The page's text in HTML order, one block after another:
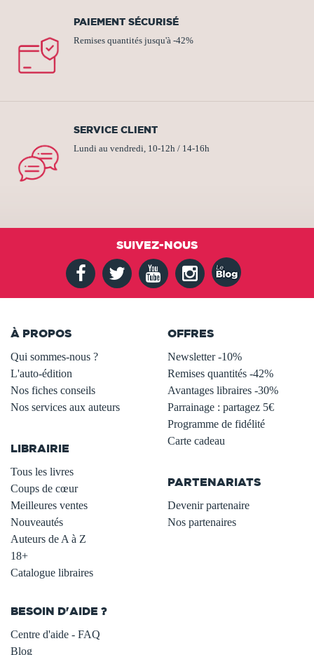
PAIEMENT SÉCURISÉ
Remises quantités jusqu'à -42%
SERVICE CLIENT
Lundi au vendredi, 10-12h / 14-16h
SUIVEZ-NOUS
À PROPOS
Qui sommes-nous ?
L'auto-édition
Nos fiches conseils
Nos services aux auteurs
LIBRAIRIE
Tous les livres
Coups de cœur
Meilleures ventes
Nouveautés
Auteurs de A à Z
18+
Catalogue libraires
OFFRES
Newsletter -10%
Remises quantités -42%
Avantages libraires -30%
Parrainage : partagez 5€
Programme de fidélité
Carte cadeau
PARTENARIATS
Devenir partenaire
Nos partenaires
BESOIN D'AIDE ?
Centre d'aide - FAQ
Blog